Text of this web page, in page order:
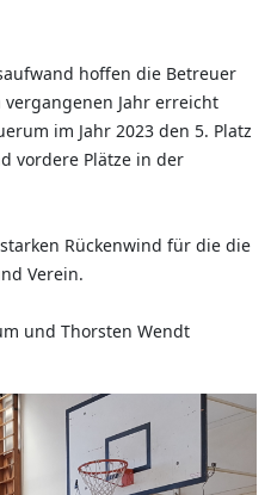
hoffen die Betreuer
Jahr erreicht
im Jahr 2023 den 5. Platz
vordere Plätze in der
Rückenwind für die die
Verein.
und Thorsten Wendt